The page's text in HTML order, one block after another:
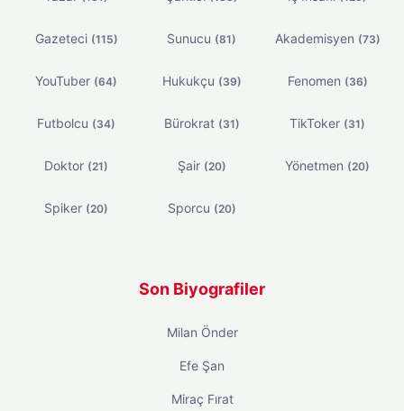
Gazeteci (115) Sunucu (81) Akademisyen (73)
YouTuber (64) Hukukçu (39) Fenomen (36)
Futbolcu (34) Bürokrat (31) TikToker (31)
Doktor (21) Şair (20) Yönetmen (20)
Spiker (20) Sporcu (20)
Son Biyografiler
Milan Önder
Efe Şan
Miraç Fırat